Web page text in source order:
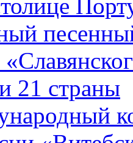
21 страны